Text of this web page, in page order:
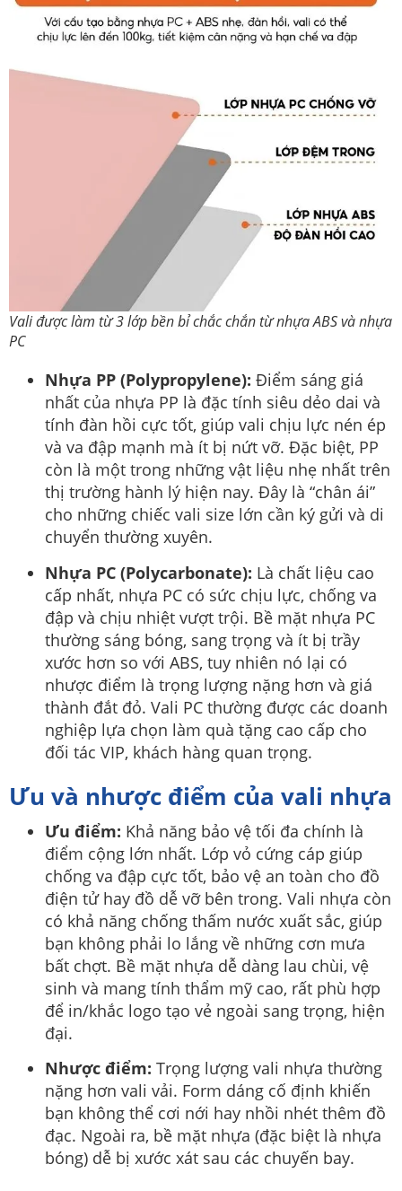
Vali được làm từ 3 lớp bền bỉ chắc chắn từ nhựa ABS và nhựa
PC
Nhựa PP (Polypropylene): Điểm sáng giá
nhất của nhựa PP là đặc tính siêu dẻo dai và
tính đàn hồi cực tốt, giúp vali chịu lực nén ép
và va đập mạnh mà ít bị nứt vỡ. Đặc biệt, PP
còn là một trong những vật liệu nhẹ nhất trên
thị trường hành lý hiện nay. Đây là “chân ái”
cho những chiếc vali size lớn cần ký gửi và di
chuyển thường xuyên.
Nhựa PC (Polycarbonate): Là chất liệu cao
cấp nhất, nhựa PC có sức chịu lực, chống va
đập và chịu nhiệt vượt trội. Bề mặt nhựa PC
thường sáng bóng, sang trọng và ít bị trầy
xước hơn so với ABS, tuy nhiên nó lại có
nhược điểm là trọng lượng nặng hơn và giá
thành đắt đỏ. Vali PC thường được các doanh
nghiệp lựa chọn làm quà tặng cao cấp cho
đối tác VIP, khách hàng quan trọng.
Ưu và nhược điểm của vali nhựa
Ưu điểm: Khả năng bảo vệ tối đa chính là
điểm cộng lớn nhất. Lớp vỏ cứng cáp giúp
chống va đập cực tốt, bảo vệ an toàn cho đồ
điện tử hay đồ dễ vỡ bên trong. Vali nhựa còn
có khả năng chống thấm nước xuất sắc, giúp
bạn không phải lo lắng về những cơn mưa
bất chợt. Bề mặt nhựa dễ dàng lau chùi, vệ
sinh và mang tính thẩm mỹ cao, rất phù hợp
để in/khắc logo tạo vẻ ngoài sang trọng, hiện
đại.
Nhược điểm: Trọng lượng vali nhựa thường
nặng hơn vali vải. Form dáng cố định khiến
bạn không thể cơi nới hay nhồi nhét thêm đồ
đạc. Ngoài ra, bề mặt nhựa (đặc biệt là nhựa
bóng) dễ bị xước xát sau các chuyến bay.